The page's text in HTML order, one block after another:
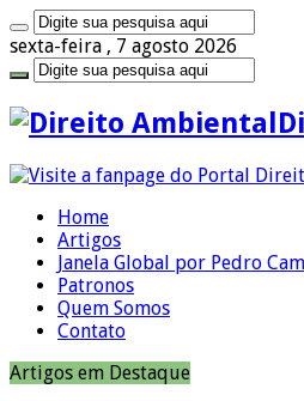
sexta-feira , 7 agosto 2026
Home
Artigos
Janela Global por Pedro
Patronos
Quem Somos
Contato
Artigos em Destaque